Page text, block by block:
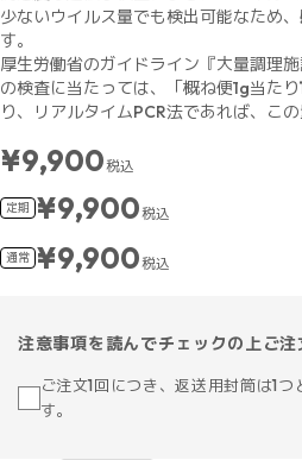
少ないウイルス量でも検出可能なため、
す。
厚生労働省のガイドライン『大量調理
の検査に当たっては、「概ね便1g当たり
り、リアルタイムPCR法であれば、こ
¥9,900税込
定期 ¥9,900税込
通常 ¥9,900税込
注意事項を読んでチェックの上ご注
ご注文1回につき、返送用封筒は1つ
す。